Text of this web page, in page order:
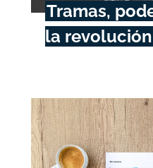
Tramas,
la